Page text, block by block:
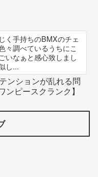
く手持ちのBMXのチェ
々調べているうちにこ
いなぁと感心致しまし
し...
ンションが乱れる問
ピースクランク】